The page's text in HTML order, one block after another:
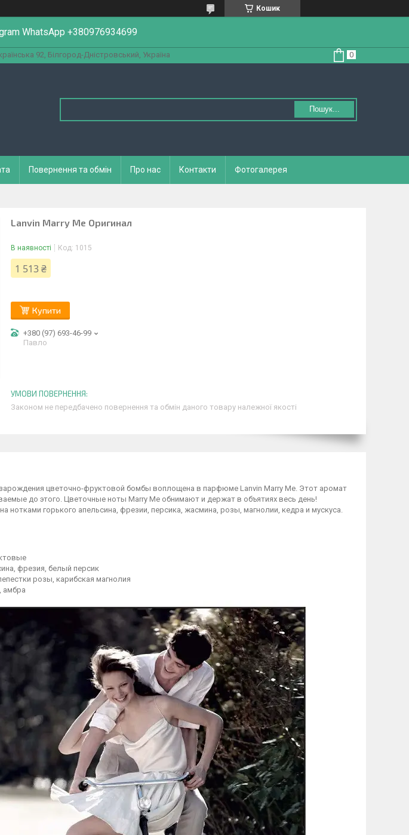
Кошик
WhatsApp +380976934699
92, Білгород-Дністровський, Україна
Пошук...
Повернення та обмін Про нас Контакти Фотогалерея
Lanvin Marry Me Оригинал
В наявності Код: 1015
1 513 ₴
Купити
+380 (97) 693-46-99
Павло
Законом не передбачено повернення та обмін даного товару належної якості
цветочно-фруктовой бомбы воплощена в парфюме Lanvin Marry Me. Этот аромат
до этого. Цветочные ноты Marry Me обнимают и держат в объятиях весь день!
нотками горького апельсина, фрезии, персика, жасмина, розы, магнолии, кедра и мускуса.
фрезия, белый персик
розы, карибская магнолия
амбра